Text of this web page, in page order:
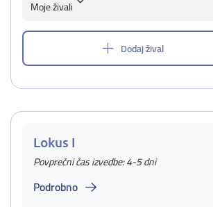
Moje živali
Dodaj žival
Lokus I
Povprečni čas izvedbe: 4-5 dni
Podrobno